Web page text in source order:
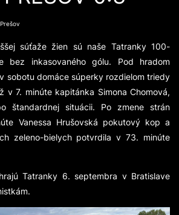
súťaže žien sú naše Tatranky 100-
bez inkasovaného gólu. Pod hradom
sobotu domáce súperky rozdielom triedy
v 7. minúte kapitánka Simona Chomová,
štandardnej situácii. Po zmene strán
Vanessa Hrušovská pokutový kop a
zeleno-bielych potvrdila v 73. minúte
Tatranky 6. septembra v Bratislave